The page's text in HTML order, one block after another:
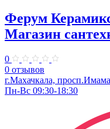
Ферум
Магазин
0
0 отзывов
г.Махачкала,
Пн-Вс 09:30-18:30